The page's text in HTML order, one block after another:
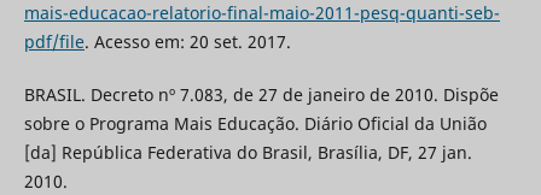
mais-educacao-relatorio-final-maio-2011-pesq-quanti-seb-
pdf/file. Acesso em: 20 set. 2017.
BRASIL. Decreto nº 7.083, de 27 de janeiro de 2010. Dispõe
sobre o Programa Mais Educação. Diário Oficial da União
[da] República Federativa do Brasil, Brasília, DF, 27 jan.
2010.